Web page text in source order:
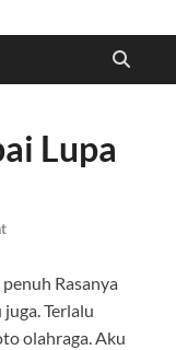
Lupa
Rasanya
Terlalu
olahraga. Aku